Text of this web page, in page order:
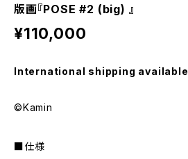
版画『POSE #2 (big) 』
¥110,000
International shipping available
©Kamin
■仕様